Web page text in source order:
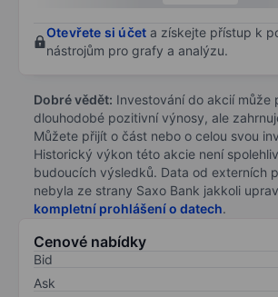
Otevřete si účet a získejte přístup k
nástrojům pro grafy a analýzu.
Dobré vědět: Investování do akcií může
dlouhodobé pozitivní výnosy, ale
Můžete přijít o část nebo o celou svou
Historický výkon této akcie není
budoucích výsledků. Data od externích
nebyla ze strany Saxo Bank jakkoli
kompletní prohlášení o datech.
Cenové nabídky
Bid
Ask